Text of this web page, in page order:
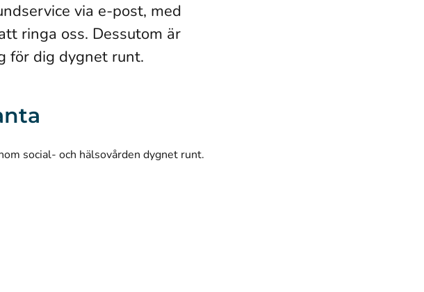
via e‑post, med
ringa oss. Dessutom är
för dig dygnet runt.
social- och hälsovården dygnet runt.